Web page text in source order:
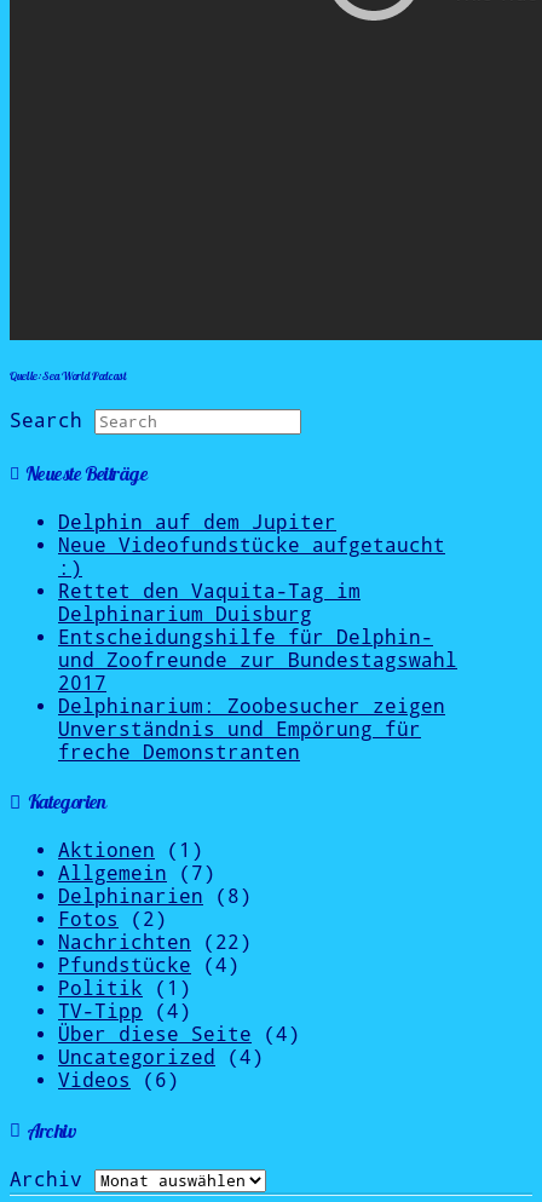
Quelle: Sea World Podcast
Search
Neueste Beiträge
Delphin auf dem Jupiter
Neue Videofundstücke aufgetaucht
:)
Rettet den Vaquita-Tag im
Delphinarium Duisburg
Entscheidungshilfe für Delphin-
und Zoofreunde zur Bundestagswahl
2017
Delphinarium: Zoobesucher zeigen
Unverständnis und Empörung für
freche Demonstranten
Kategorien
Aktionen (1)
Allgemein (7)
Delphinarien (8)
Fotos
(2)
Nachrichten (22)
Pfundstücke (4)
Politik (1)
TV-Tipp (4)
Über diese Seite (4)
Uncategorized
(4)
Videos
(6)
Archiv
Archiv